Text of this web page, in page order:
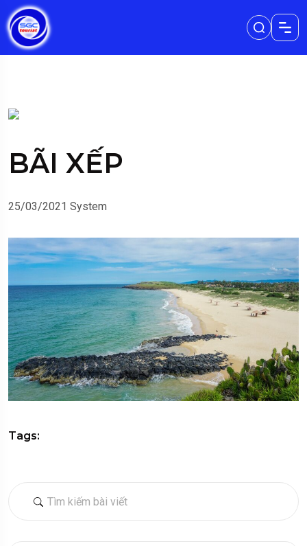
BÃI XẾP
25/03/2021 System
Tags: